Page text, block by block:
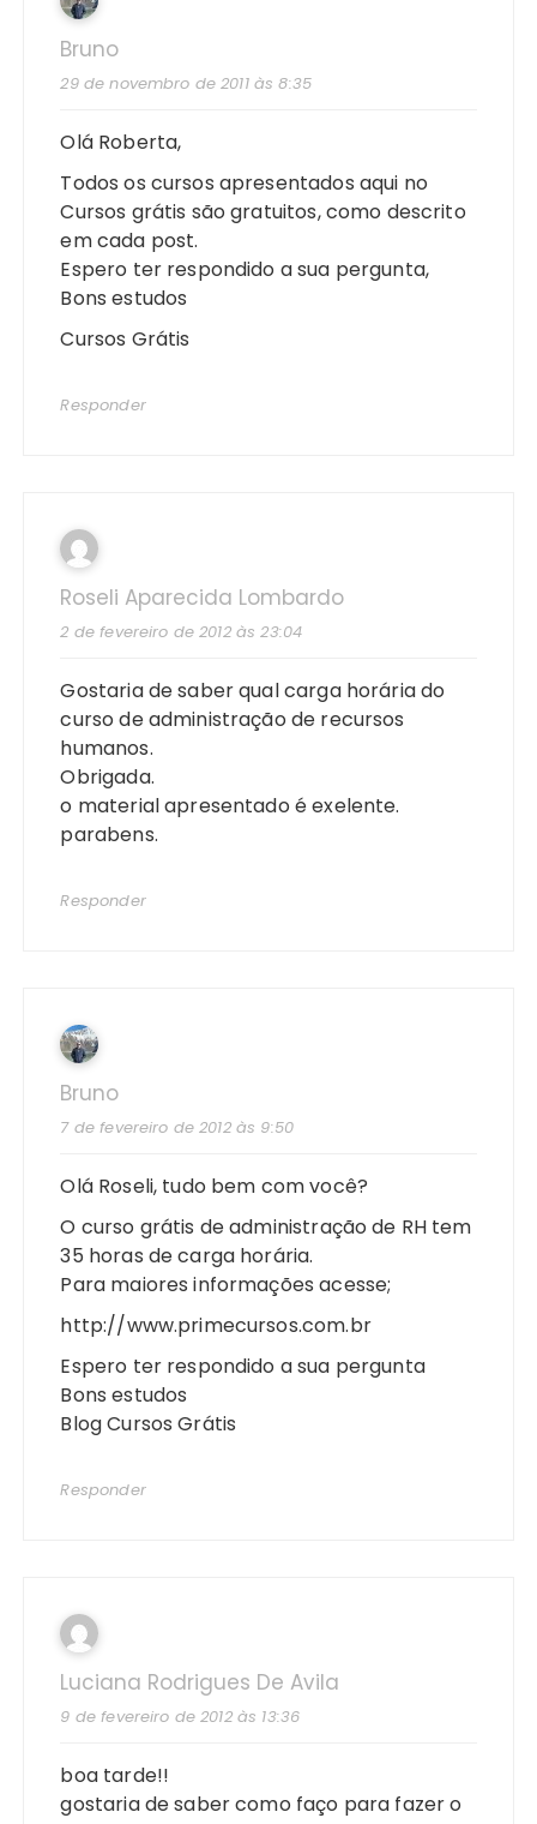
Bruno
29 de novembro de 2011 às 8:35
Olá Roberta,
Todos os cursos apresentados aqui no
Cursos grátis são gratuitos, como descrito
em cada post.
Espero ter respondido a sua pergunta,
Bons estudos
Cursos Grátis
Responder
Roseli Aparecida Lombardo
2 de fevereiro de 2012 às 23:04
Gostaria de saber qual carga horária do
curso de administração de recursos
humanos.
Obrigada.
o material apresentado é exelente.
parabens.
Responder
Bruno
7 de fevereiro de 2012 às 9:50
Olá Roseli, tudo bem com você?
O curso grátis de administração de RH tem
35 horas de carga horária.
Para maiores informações acesse;
http://www.primecursos.com.br
Espero ter respondido a sua pergunta
Bons estudos
Blog Cursos Grátis
Responder
Luciana Rodrigues De Avila
9 de fevereiro de 2012 às 13:36
boa tarde!!
gostaria de saber como faço para fazer o